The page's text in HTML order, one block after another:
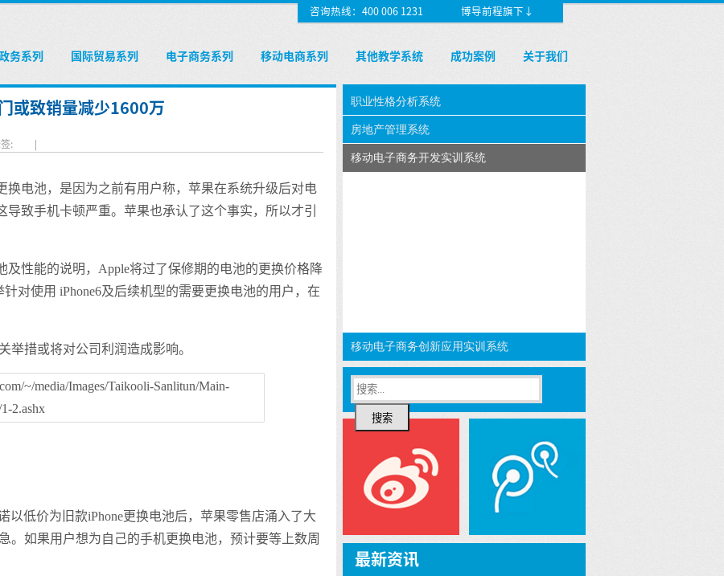
咨询热线：400 006 1231 博导前程旗下↓
务系列 国际贸易系列 电子商务系列 移动电商系列 其他教学系统 成功案例 关于我们
或致销量减少1600万
:
|
换电池，是因为之前有用户称，苹果在系统升级后对电
导致手机卡顿严重。苹果也承认了这个事实，所以才引
及性能的说明，Apple将过了保修期的电池的更换价格降
对使用 iPhone6及后续机型的需要更换电池的用户，在
举措或将对公司利润造成影响。
以低价为旧款iPhone更换电池后，苹果零售店涌入了大
。如果用户想为自己的手机更换电池，预计要等上数周
搜索
最新资讯